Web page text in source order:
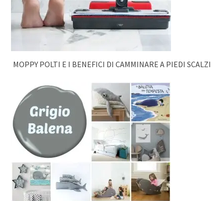
MOPPY POLTI E I BENEFICI DI CAMMINARE A PIEDI SCALZI